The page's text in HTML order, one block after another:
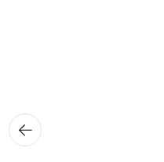
뒤로가
기